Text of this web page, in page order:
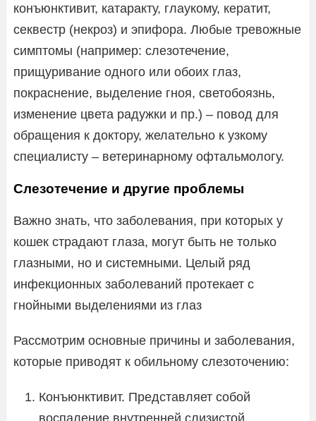
конъюнктивит, катаракту, глаукому, кератит,
секвестр (некроз) и эпифора. Любые тревожные
симптомы (например: слезотечение,
прищуривание одного или обоих глаз,
покраснение, выделение гноя, светобоязнь,
изменение цвета радужки и пр.) – повод для
обращения к доктору, желательно к узкому
специалисту – ветеринарному офтальмологу.
Слезотечение и другие проблемы
Важно знать, что заболевания, при которых у
кошек страдают глаза, могут быть не только
глазными, но и системными. Целый ряд
инфекционных заболеваний протекает с
гнойными выделениями из глаз
Рассмотрим основные причины и заболевания,
которые приводят к обильному слезоточению:
Конъюнктивит. Представляет собой
воспаление внутренней слизистой